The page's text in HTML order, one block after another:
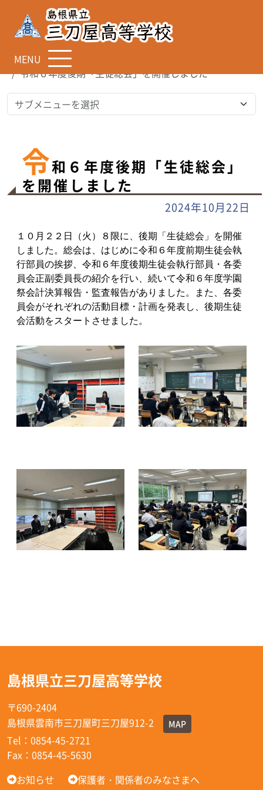
MENU
TOP
お知らせ
令和６年度後期「生徒総会」を開催しました
令和６年度後期「生徒総会」
を開催しました
2024年10月22日
１０月２２日（火）８限に、後期「生徒総会」を開催
しました。総会は、はじめに令和６年度前期生徒会執
行部員の挨拶、令和６年度後期生徒会執行部員・各委
員会正副委員長の紹介を行い、続いて令和６年度学園
祭会計決算報告・監査報告がありました。また、各委
員会がそれぞれの活動目標・計画を発表し、後期生徒
会活動をスタートさせました。
島根県立三刀屋高等学校
〒690-2404
島根県雲南市三刀屋町三刀屋912-2
MAP
Tel：0854-45-2721
Fax：0854-45-5630
お知らせ
保護者・関係者のみなさまへ